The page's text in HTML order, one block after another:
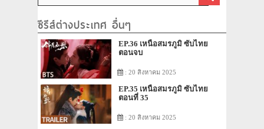
ซีรีส์ต่างประเทศ อื่นๆ
EP.36 เหนือสมรภูมิ ซับไทย
ตอนจบ
: 20 สิงหาคม 2025
EP.35 เหนือสมรภูมิ ซับไทย
ตอนที่ 35
: 20 สิงหาคม 2025